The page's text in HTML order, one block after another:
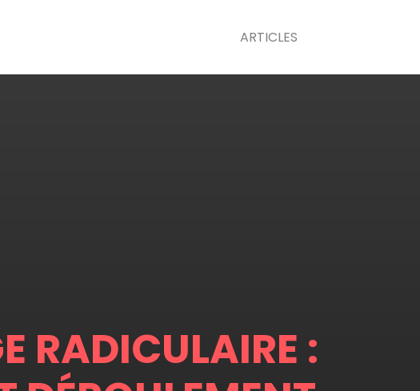
ARTICLES
RADICULAIRE :